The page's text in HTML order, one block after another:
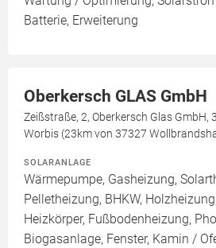
Batterie, Erweiterung
Oberkersch GLAS GmbH
Zeißstraße, 2, Oberkersch Glas GmbH,
Worbis (23km von 37327
SOLARANLAGE
Wärmepumpe, Gasheizung,
Pelletheizung, BHKW,
Heizkörper, Fußbodenheizung,
Biogasanlage, Fenster, Kamin /